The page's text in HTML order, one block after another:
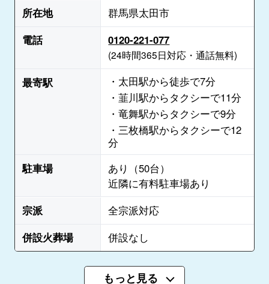
所在地
群馬県太田市
電話
0120-221-077
(24時間365日対応・通話無料)
最寄駅
・太田駅から徒歩で7分
・韮川駅からタクシーで11分
・竜舞駅からタクシーで9分
・三枚橋駅からタクシーで12
分
駐車場
あり（50台）
近隣に有料駐車場あり
宗派
全宗派対応
併設火葬場
併設なし
もっと見る